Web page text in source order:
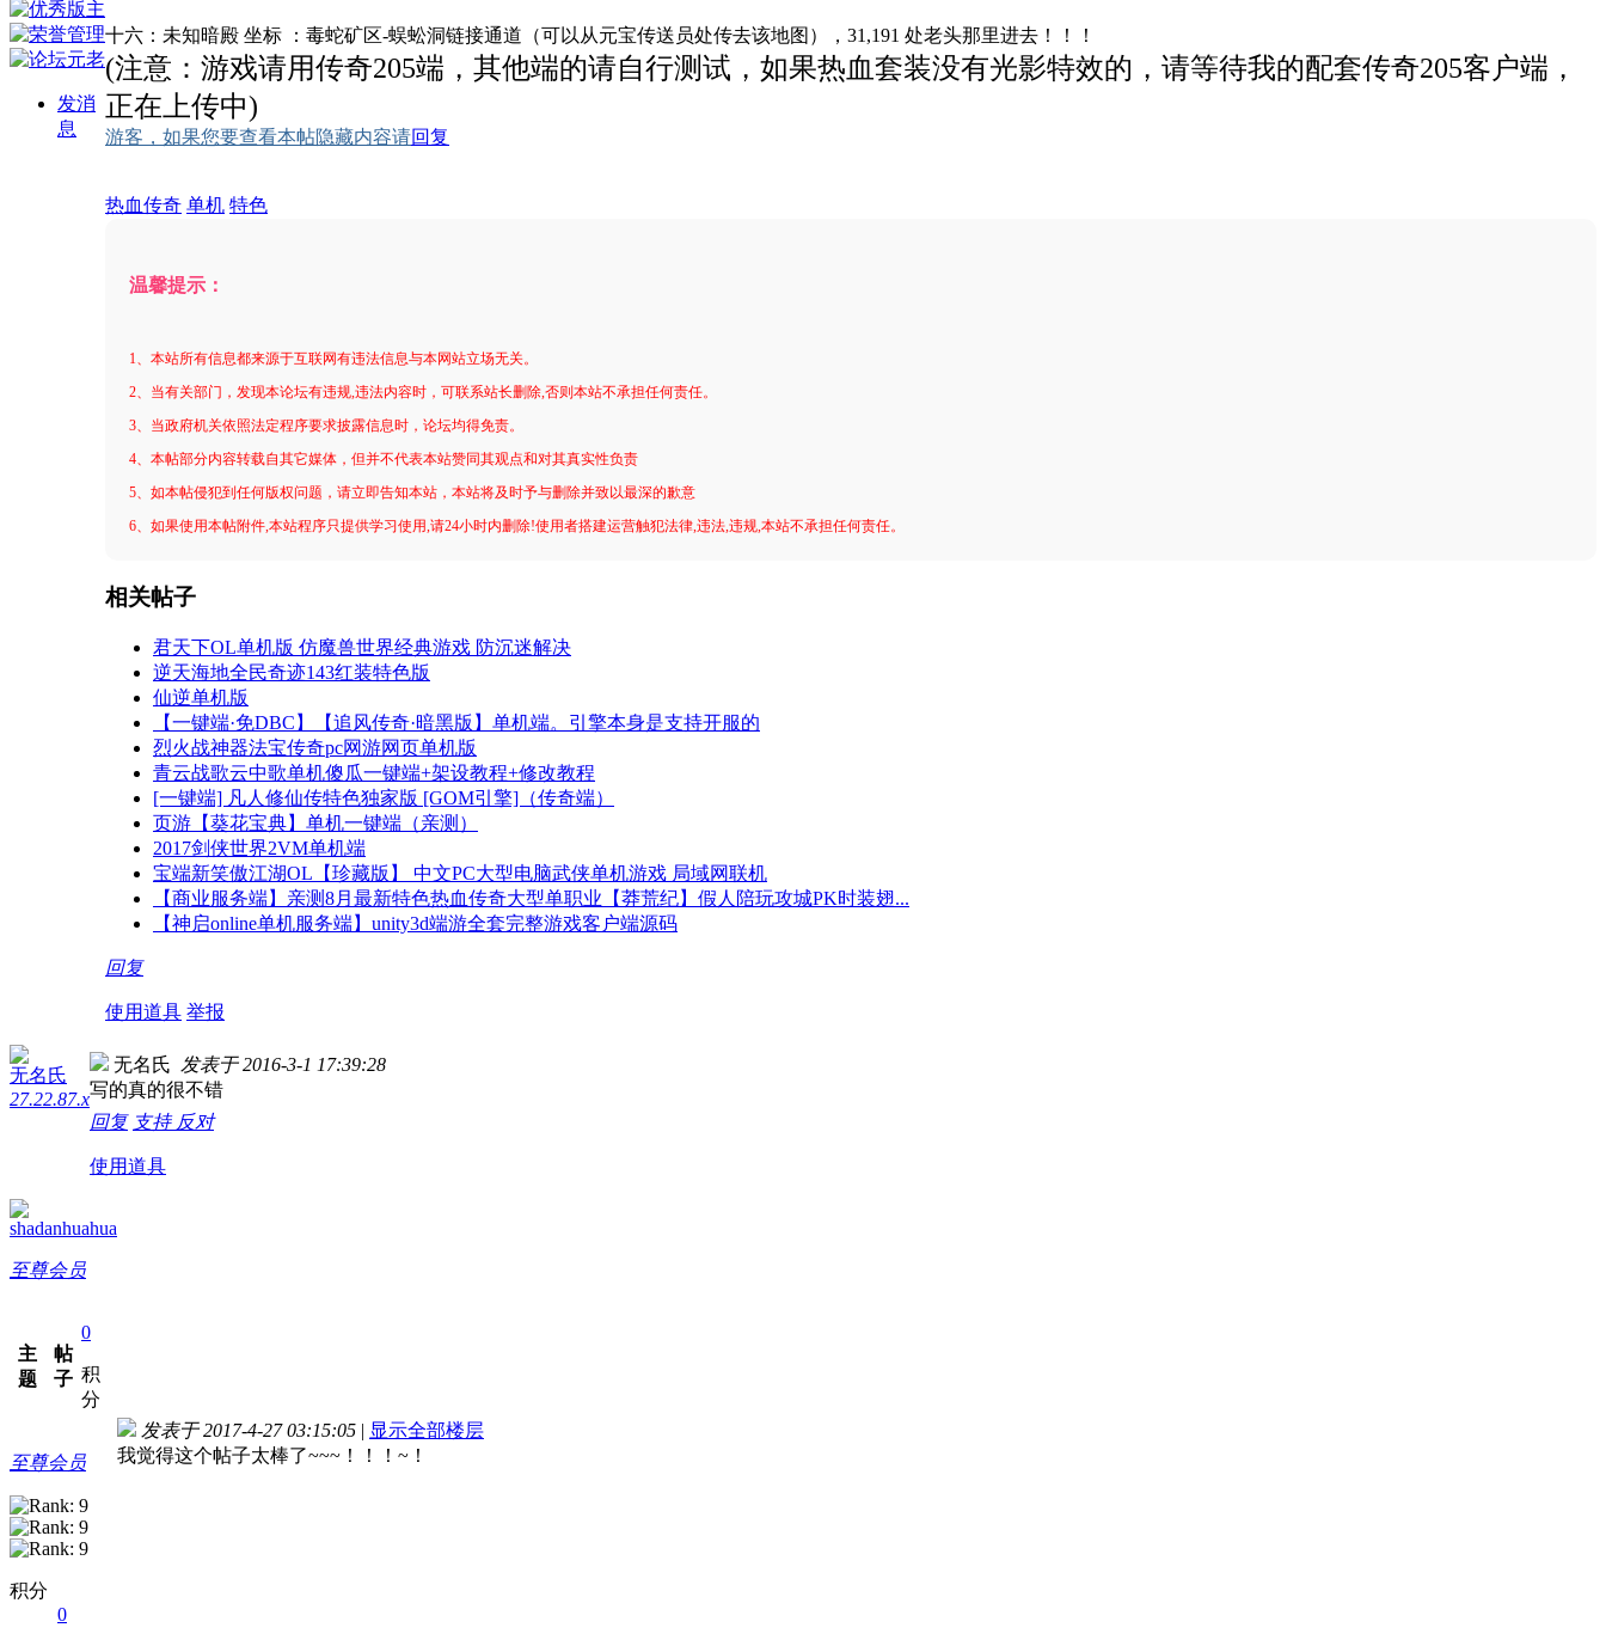
发消
息
十六：未知暗殿 坐标 ：毒蛇矿区-蜈蚣洞链接通道（可以从元宝传送员处传去该地图），31,191 处老头那里进去！！！
(注意：游戏请用传奇205端，其他端的请自行测试，如果热血套装没有光影特效的，请等待我的配套传奇205客户端，
正在上传中)
游客，如果您要查看本帖隐藏内容请回复
热血传奇 单机 特色
温馨提示：
1、本站所有信息都来源于互联网有违法信息与本网站立场无关。
2、当有关部门，发现本论坛有违规,违法内容时，可联系站长删除,否则本站不承担任何责任。
3、当政府机关依照法定程序要求披露信息时，论坛均得免责。
4、本帖部分内容转载自其它媒体，但并不代表本站赞同其观点和对其真实性负责
5、如本帖侵犯到任何版权问题，请立即告知本站，本站将及时予与删除并致以最深的歉意
6、如果使用本帖附件,本站程序只提供学习使用,请24小时内删除!使用者搭建运营触犯法律,违法,违规,本站不承担任何责任。
相关帖子
君天下OL单机版 仿魔兽世界经典游戏 防沉迷解决
逆天海地全民奇迹143红装特色版
仙逆单机版
【一键端·免DBC】【追风传奇·暗黑版】单机端。引擎本身是支持开服的
烈火战神器法宝传奇pc网游网页单机版
青云战歌云中歌单机傻瓜一键端+架设教程+修改教程
[一键端] 凡人修仙传特色独家版 [GOM引擎]（传奇端）
页游【葵花宝典】单机一键端（亲测）
2017剑侠世界2VM单机端
宝端新笑傲江湖OL【珍藏版】 中文PC大型电脑武侠单机游戏 局域网联机
【商业服务端】亲测8月最新特色热血传奇大型单职业【莽荒纪】假人陪玩攻城PK时装翅...
【神启online单机服务端】unity3d端游全套完整游戏客户端源码
回复
使用道具 举报
无名氏
27.22.87.x
无名氏 发表于 2016-3-1 17:39:28
写的真的很不错
回复 支持 反对
使用道具
shadanhuahua
至尊会员
主
题
帖
子
0
积
分
至尊会员
积分
0
发表于 2017-4-27 03:15:05 | 显示全部楼层
我觉得这个帖子太棒了~~~！！！~！